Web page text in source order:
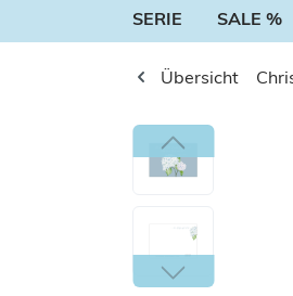
SERIE SALE %
Übersicht
Bildergalerie